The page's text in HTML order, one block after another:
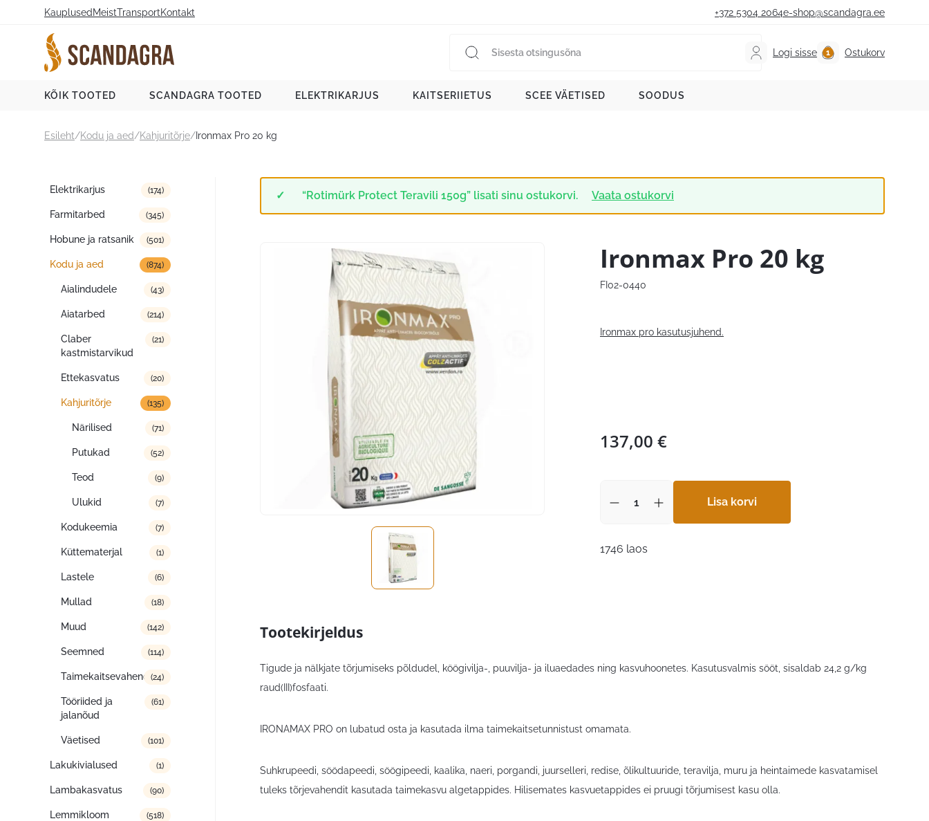
Kauplused MeistTransportKontakt +372 5304 2064e-shop@scandagra.ee
Logi sisse Ostukorv
KÕIK TOOTED SCANDAGRA TOOTED ELEKTRIKARJUS KAITSERIIETUS SCEE VÄETISED SOODUS
Esileht/Kodu ja aed/Kahjuritõrje/ Ironmax Pro 20 kg
Tootekategooriad
Elektrikarjus (174)
Farmitarbed (345)
Hobune ja ratsanik (501)
Kodu ja aed (874)
Aialindudele (43)
Aiatarbed (214)
Claber
kastmistarvikud
(21)
Ettekasvatus (20)
Kahjuritõrje (135)
Närilised (71)
Putukad (52)
Teod (9)
Ulukid (7)
Kodukeemia (7)
Küttematerjal (1)
Lastele (6)
Mullad (18)
Muud (142)
Seemned (114)
Taimekaitsevahendid(24)
Tööriided ja
jalanõud
(61)
Väetised (101)
Lakukivialused (1)
Lambakasvatus (90)
Lemmikloom (518)
“Rotimürk Protect Teravili 150g” lisati sinu ostukorvi. Vaata ostukorvi
Ironmax Pro 20 kg
FI02-0440
Ironmax pro kasutusjuhend.
137,00 €
Lisa korvi
1746 laos
Tootekirjeldus
Tigude ja nälkjate tõrjumiseks põldudel, köögivilja-, puuvilja- ja iluaedades ning kasvuhoonetes. Kasutusvalmis sööt, sisaldab 24,2 g/kg
raud(III)fosfaati.
IRONAMAX PRO on lubatud osta ja kasutada ilma taimekaitsetunnistust omamata.
Suhkrupeedi, söödapeedi, söögipeedi, kaalika, naeri, porgandi, juurselleri, redise, õlikultuuride, teravilja, muru ja heintaimede kasvatamisel
tuleks tõrjevahendit kasutada taimekasvu algetappides. Hilisemates kasvuetappides ei pruugi tõrjumisest kasu olla.